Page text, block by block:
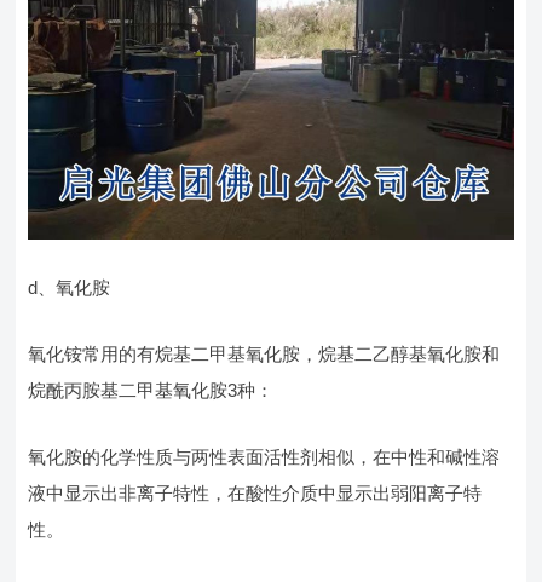
d、氧化胺
氧化铵常用的有烷基二甲基氧化胺，烷基二乙醇基氧化胺和
烷酰丙胺基二甲基氧化胺3种：
氧化胺的化学性质与两性表面活性剂相似，在中性和碱性溶
液中显示出非离子特性，在酸性介质中显示出弱阳离子特
性。